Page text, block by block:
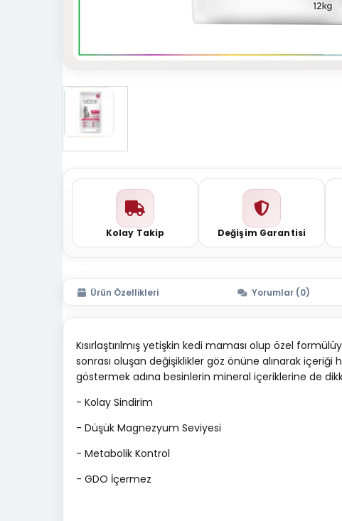
Kolay Takip Değişim Garantisi
Ürün Özellikleri Yorumlar (0)
Kısırlaştırılmış yetişkin kedi maması olup özel
sonrası oluşan değişiklikler göz önüne alınarak içeriği
göstermek adına besinlerin mineral içeriklerine de
- Kolay Sindirim
- Düşük Magnezyum Seviyesi
- Metabolik Kontrol
- GDO İçermez